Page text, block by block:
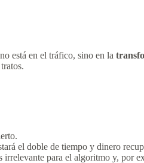
está en el tráfico, sino en la
el doble de tiempo y dinero
para el algoritmo y, por